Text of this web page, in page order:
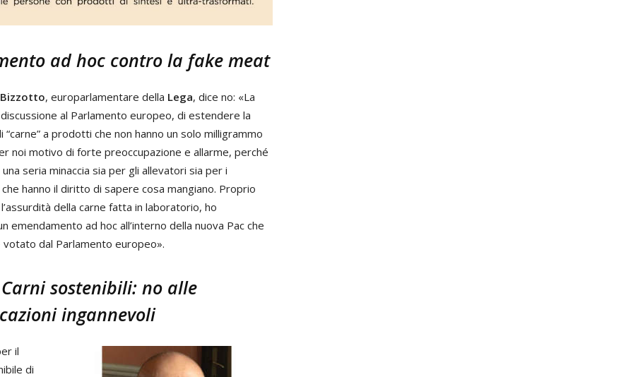
ad hoc contro la fake meat
, europarlamentare della Lega, dice no: «La
al Parlamento europeo, di estendere la
“carne” a prodotti che non hanno un solo milligrammo
noi motivo di forte preoccupazione e allarme, perché
seria minaccia sia per gli allevatori sia per i
hanno il diritto di sapere cosa mangiano. Proprio
della carne fatta in laboratorio, ho
emendamento ad hoc all’interno della nuova Pac che
dal Parlamento europeo».
sostenibili: no alle
ingannevoli
il
di